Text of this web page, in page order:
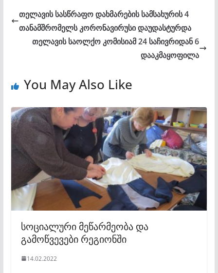
თელავის სასწრაფო დახმარების სამსახურის 4
თანამშრომელს კორონავირუსი დაუდასტურდა
თელავის საოლქო კომისიამ 24 საჩივრიდან 6
დააკმაყოფილა
You May Also Like
სოციალური მეწარმეობა და
გამოწვევები რეგიონში
14.02.2022